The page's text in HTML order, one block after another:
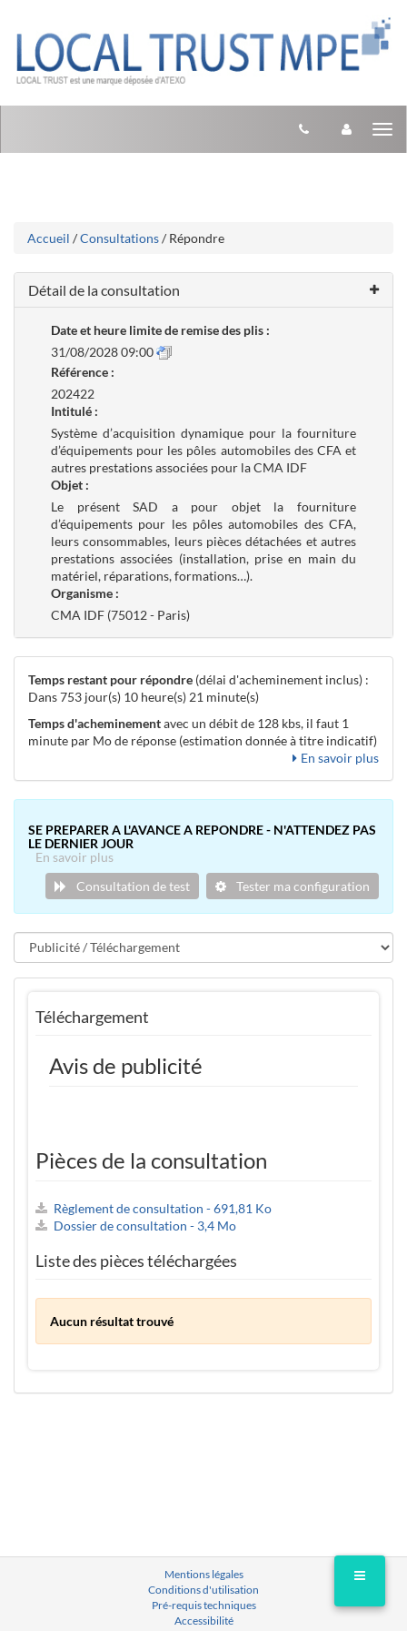
contenu
Accueil /Consultations/ Répondre
Détail de la consultation
Date et heure limite de remise des plis :
31/08/2028 09:00
Référence :
202422
Intitulé :
Système d’acquisition dynamique pour la fourniture
d’équipements pour les pôles automobiles des CFA et
autres prestations associées pour la CMA IDF
Objet :
Le présent SAD a pour objet la fourniture
d’équipements pour les pôles automobiles des CFA,
leurs consommables, leurs pièces détachées et autres
prestations associées (installation, prise en main du
matériel, réparations, formations…).
Organisme :
CMA IDF (75012 - Paris)
Temps restant pour répondre (délai d'acheminement inclus) :
Dans 753 jour(s) 10 heure(s) 21 minute(s)
Temps d'acheminementavec un débit de 128 kbs, il faut 1
minute par Mo de réponse (estimation donnée à titre indicatif)
En savoir plus
SE PREPARER A L'AVANCE A REPONDRE - N'ATTENDEZ PAS
LE DERNIER JOUR
En savoir plus
Tester ma configuration
Consultation de test
Téléchargement
Avis de publicité
Pièces de la consultation
Règlement de consultation - 691,81 Ko
Dossier de consultation - 3,4 Mo
Liste des pièces téléchargées
Aucun résultat trouvé
Mentions légales
Conditions d'utilisation
Pré-requis techniques
Accessibilité